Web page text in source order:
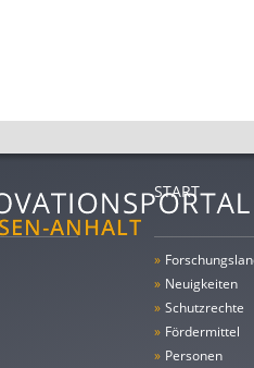
START
»
» Neuigkeiten
» Schutzrechte
» Fördermittel
» Personen